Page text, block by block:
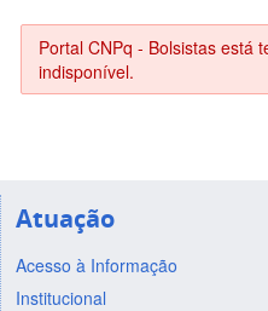
Portal CNPq - Bolsistas está
indisponível.
Atuação
Acesso à Informação
Institucional